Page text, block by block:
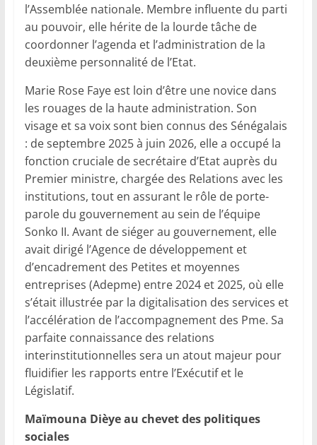
l’Assemblée nationale. Membre influente du parti
au pouvoir, elle hérite de la lourde tâche de
coordonner l’agenda et l’administration de la
deuxième personnalité de l’Etat.
Marie Rose Faye est loin d’être une novice dans
les rouages de la haute administration. Son
visage et sa voix sont bien connus des Sénégalais
: de septembre 2025 à juin 2026, elle a occupé la
fonction cruciale de secrétaire d’Etat auprès du
Premier ministre, chargée des Relations avec les
institutions, tout en assurant le rôle de porte-
parole du gouvernement au sein de l’équipe
Sonko II. Avant de siéger au gouvernement, elle
avait dirigé l’Agence de développement et
d’encadrement des Petites et moyennes
entreprises (Adepme) entre 2024 et 2025, où elle
s’était illustrée par la digitalisation des services et
l’accélération de l’accompagnement des Pme. Sa
parfaite connaissance des relations
interinstitutionnelles sera un atout majeur pour
fluidifier les rapports entre l’Exécutif et le
Législatif.
Maïmouna Dièye au chevet des politiques
sociales